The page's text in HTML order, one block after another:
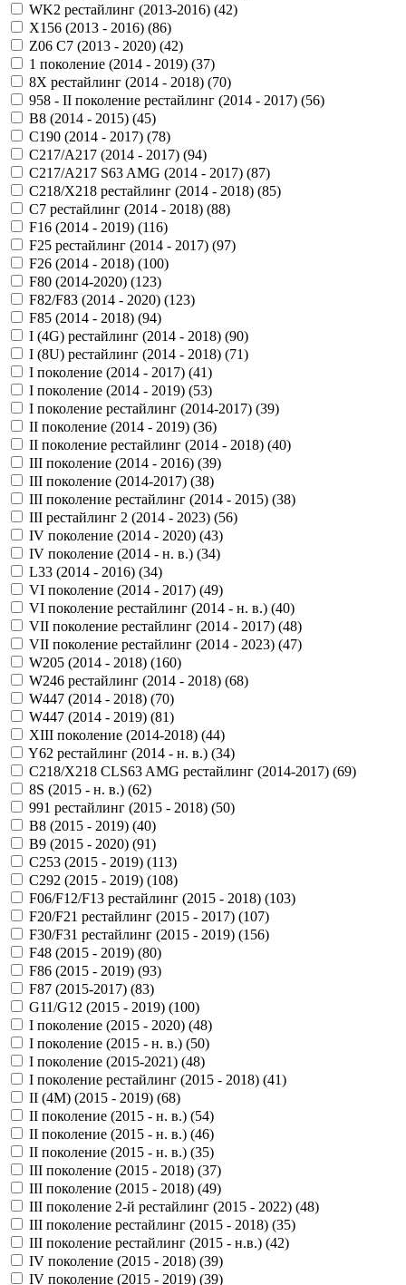
WK2 рестайлинг (2013-2016) (42)
X156 (2013 - 2016) (86)
Z06 C7 (2013 - 2020) (42)
1 поколение (2014 - 2019) (37)
8X рестайлинг (2014 - 2018) (70)
958 - II поколение рестайлинг (2014 - 2017) (56)
B8 (2014 - 2015) (45)
C190 (2014 - 2017) (78)
C217/A217 (2014 - 2017) (94)
C217/A217 S63 AMG (2014 - 2017) (87)
C218/X218 рестайлинг (2014 - 2018) (85)
C7 рестайлинг (2014 - 2018) (88)
F16 (2014 - 2019) (116)
F25 рестайлинг (2014 - 2017) (97)
F26 (2014 - 2018) (100)
F80 (2014-2020) (123)
F82/F83 (2014 - 2020) (123)
F85 (2014 - 2018) (94)
I (4G) рестайлинг (2014 - 2018) (90)
I (8U) рестайлинг (2014 - 2018) (71)
I поколение (2014 - 2017) (41)
I поколение (2014 - 2019) (53)
I поколение рестайлинг (2014-2017) (39)
II поколение (2014 - 2019) (36)
II поколение рестайлинг (2014 - 2018) (40)
III поколение (2014 - 2016) (39)
III поколение (2014-2017) (38)
III поколение рестайлинг (2014 - 2015) (38)
III рестайлинг 2 (2014 - 2023) (56)
IV поколение (2014 - 2020) (43)
IV поколение (2014 - н. в.) (34)
L33 (2014 - 2016) (34)
VI поколение (2014 - 2017) (49)
VI поколение рестайлинг (2014 - н. в.) (40)
VII поколение рестайлинг (2014 - 2017) (48)
VII поколение рестайлинг (2014 - 2023) (47)
W205 (2014 - 2018) (160)
W246 рестайлинг (2014 - 2018) (68)
W447 (2014 - 2018) (70)
W447 (2014 - 2019) (81)
XIII поколение (2014-2018) (44)
Y62 рестайлинг (2014 - н. в.) (34)
С218/X218 CLS63 AMG рестайлинг (2014-2017) (69)
8S (2015 - н. в.) (62)
991 рестайлинг (2015 - 2018) (50)
B8 (2015 - 2019) (40)
B9 (2015 - 2020) (91)
C253 (2015 - 2019) (113)
C292 (2015 - 2019) (108)
F06/F12/F13 рестайлинг (2015 - 2018) (103)
F20/F21 рестайлинг (2015 - 2017) (107)
F30/F31 рестайлинг (2015 - 2019) (156)
F48 (2015 - 2019) (80)
F86 (2015 - 2019) (93)
F87 (2015-2017) (83)
G11/G12 (2015 - 2019) (100)
I поколение (2015 - 2020) (48)
I поколение (2015 - н. в.) (50)
I поколение (2015-2021) (48)
I поколение рестайлинг (2015 - 2018) (41)
II (4M) (2015 - 2019) (68)
II поколение (2015 - н. в.) (54)
II поколение (2015 - н. в.) (46)
II поколение (2015 - н. в.) (35)
III поколение (2015 - 2018) (37)
III поколение (2015 - 2018) (49)
III поколение 2-й рестайлинг (2015 - 2022) (48)
III поколение рестайлинг (2015 - 2018) (35)
III поколение рестайлинг (2015 - н.в.) (42)
IV поколение (2015 - 2018) (39)
IV поколение (2015 - 2019) (39)